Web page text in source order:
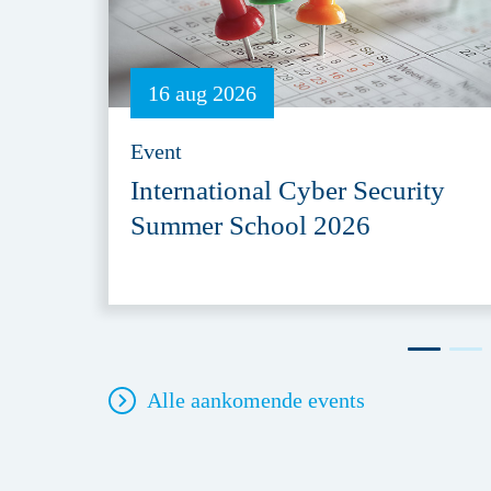
16 aug 2026
Event
International Cyber Security
Summer School 2026
Alle aankomende events